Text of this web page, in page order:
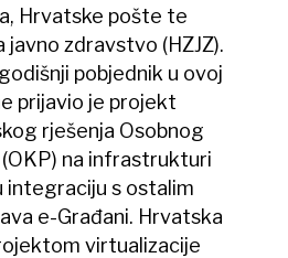
Hrvatske pošte te
zdravstvo (HZJZ).
pobjednik u ovoj
prijavio je projekt
rješenja Osobnog
na infrastrukturi
s ostalim
e-Građani. Hrvatska
virtualizacije